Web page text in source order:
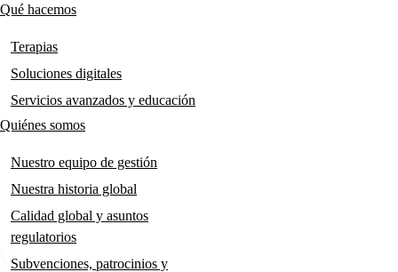
Main
navigation
Qué hacemos
Terapias
Soluciones digitales
Servicios avanzados y educación
Quiénes somos
Nuestro equipo de gestión
Nuestra historia global
Calidad global y asuntos
regulatorios
Subvenciones, patrocinios y